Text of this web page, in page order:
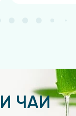
ЧАИ